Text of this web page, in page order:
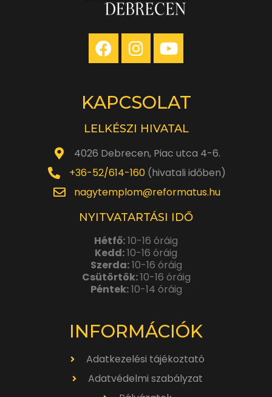
KAPCSOLAT
LELKÉSZI HIVATAL
4026 Debrecen, Piac utca 4-6.
+36-52/614-160(hivatali időben)
nagytemplom@reformatus.hu
NYITVATARTÁSI IDŐ
Hétfő:10-16 óráig
Kedd:10-16 óráig
Szerda:10-16 óráig
Csütörtök:10-16 óráig
Péntek:10-14 óráig
INFORMÁCIÓK
Adatkezelési tájékoztató
Adatvédelmi szabályzat